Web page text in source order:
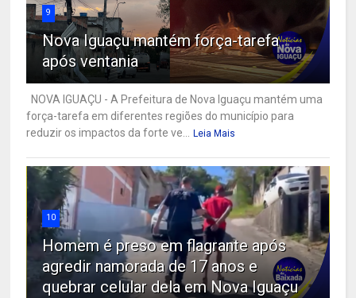
9
Nova Iguaçu mantém força-tarefa
após ventania
NOVA IGUAÇU - A Prefeitura de Nova Iguaçu mantém uma
força-tarefa em diferentes regiões do município para
reduzir os impactos da forte ve... Leia Mais
10
Homem é preso em flagrante após
agredir namorada de 17 anos e
quebrar celular dela em Nova Iguaçu